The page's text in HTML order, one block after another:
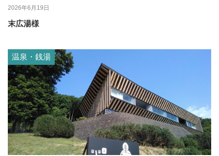
2026年6月19日
末広湯様
温泉・銭湯